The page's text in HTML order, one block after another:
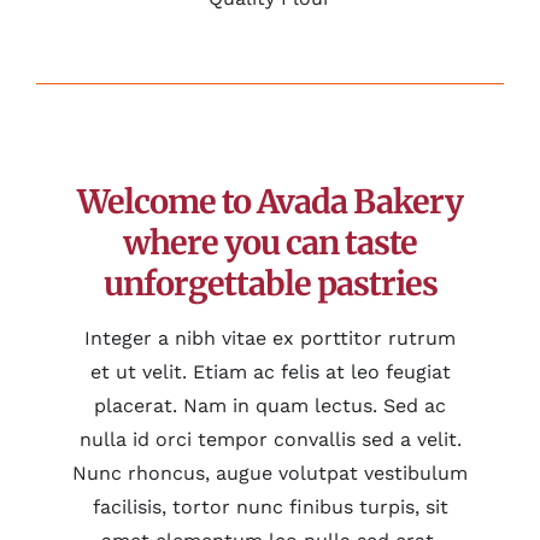
Welcome to Avada Bakery
where you can taste
unforgettable pastries
Integer a nibh vitae ex porttitor rutrum
et ut velit. Etiam ac felis at leo feugiat
placerat. Nam in quam lectus. Sed ac
nulla id orci tempor convallis sed a velit.
Nunc rhoncus, augue volutpat vestibulum
facilisis, tortor nunc finibus turpis, sit